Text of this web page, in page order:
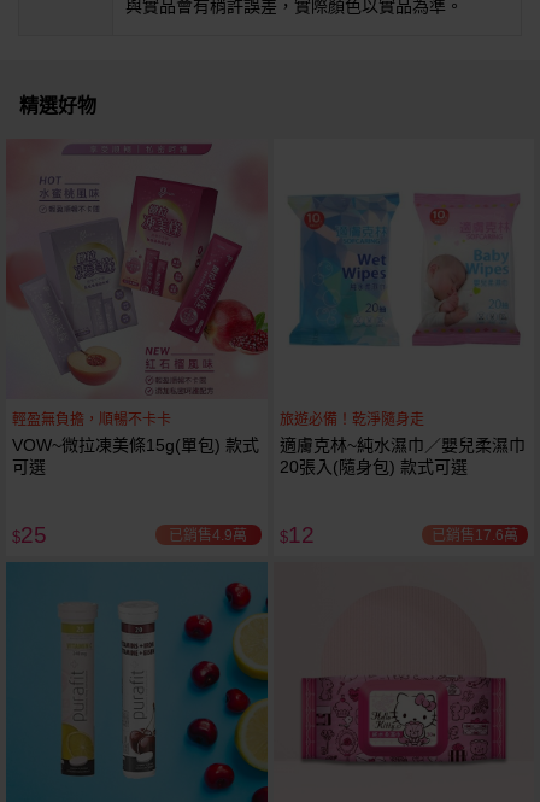
與實品會有稍許誤差，實際顏色以實品為準。
精選好物
輕盈無負擔，順暢不卡卡
VOW~微拉凍美條15g(單包) 款式
可選
$25 已銷售4.9萬
旅遊必備！乾淨隨身走
適膚克林~純水濕巾／嬰兒柔濕巾
20張入(隨身包) 款式可選
$12 已銷售17.6萬